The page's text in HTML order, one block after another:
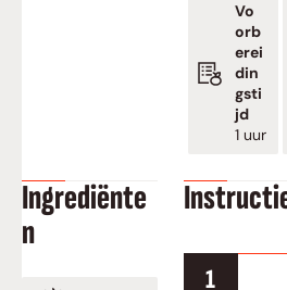
Vo
orb
erei
din
gsti
jd
1uur
uur
Ingrediënte
n